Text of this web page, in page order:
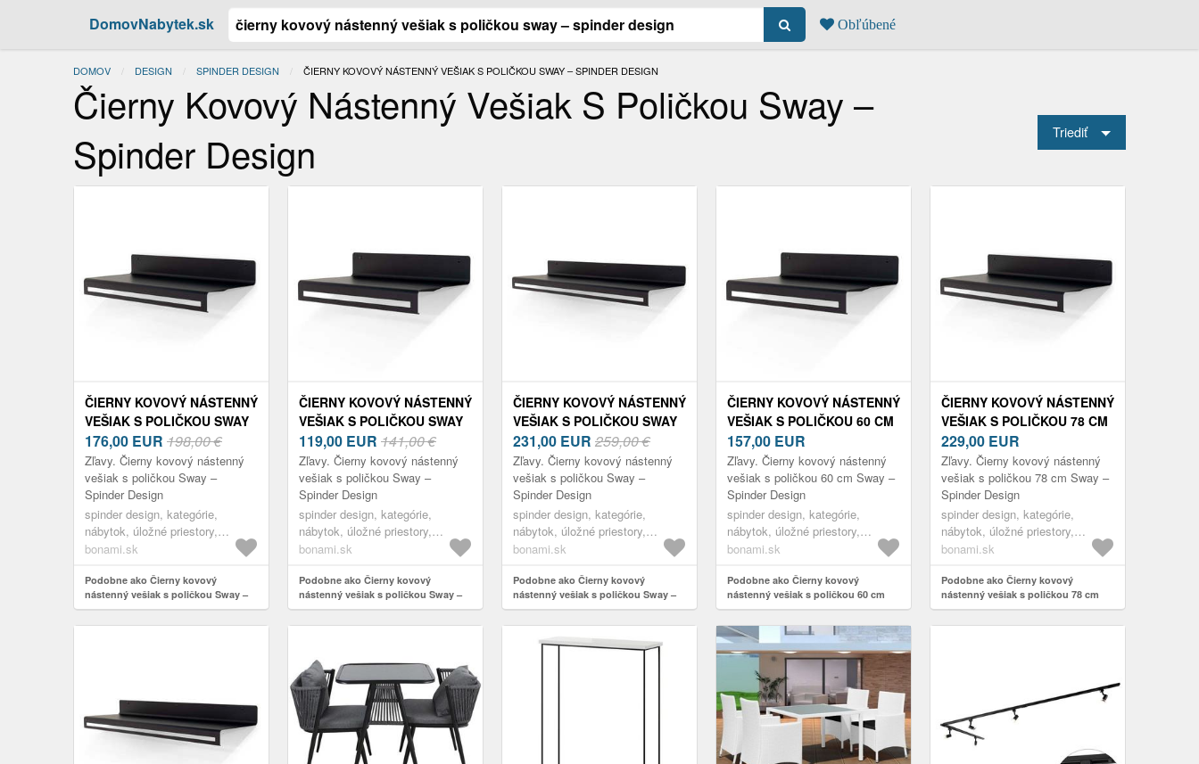
DomovNabytek.sk Obľúbené
DOMOV DESIGN SPINDER DESIGN ACTUAL:
ČIERNY KOVOVÝ NÁSTENNÝ VEŠIAK S POLIČKOU SWAY – SPINDER DESIGN
Čierny Kovový Nástenný Vešiak S Poličkou Sway –
Spinder Design
Triediť
ČIERNY KOVOVÝ NÁSTENNÝ
VEŠIAK S POLIČKOU SWAY
– SPINDER DESIGN
176,00 EUR 198,00 €
Zľavy. Čierny kovový nástenný
vešiak s poličkou Sway –
Spinder Design
spinder design, kategórie,
nábytok, úložné priestory,
vešiaky a stojany na oblečenie,
bonami.sk
Podobne ako Čierny kovový
nástenný vešiak s poličkou Sway –
Spinder Design
ČIERNY KOVOVÝ NÁSTENNÝ
VEŠIAK S POLIČKOU SWAY
– SPINDER DESIGN
119,00 EUR 141,00 €
Zľavy. Čierny kovový nástenný
vešiak s poličkou Sway –
Spinder Design
spinder design, kategórie,
nábytok, úložné priestory,
vešiaky a stojany na oblečenie,
bonami.sk
Podobne ako Čierny kovový
nástenný vešiak s poličkou Sway –
Spinder Design
ČIERNY KOVOVÝ NÁSTENNÝ
VEŠIAK S POLIČKOU SWAY
– SPINDER DESIGN
231,00 EUR 259,00 €
Zľavy. Čierny kovový nástenný
vešiak s poličkou Sway –
Spinder Design
spinder design, kategórie,
nábytok, úložné priestory,
vešiaky a stojany na oblečenie,
bonami.sk
Podobne ako Čierny kovový
nástenný vešiak s poličkou Sway –
Spinder Design
ČIERNY KOVOVÝ NÁSTENNÝ
VEŠIAK S POLIČKOU 60 CM
SWAY – SPINDER DESIGN
157,00 EUR
Zľavy. Čierny kovový nástenný
vešiak s poličkou 60 cm Sway –
Spinder Design
spinder design, kategórie,
nábytok, úložné priestory,
vešiaky a stojany na oblečenie,
bonami.sk
Podobne ako Čierny kovový
nástenný vešiak s poličkou 60 cm
Sway – Spinder Design
ČIERNY KOVOVÝ NÁSTENNÝ
VEŠIAK S POLIČKOU 78 CM
SWAY – SPINDER DESIGN
229,00 EUR
Zľavy. Čierny kovový nástenný
vešiak s poličkou 78 cm Sway –
Spinder Design
spinder design, kategórie,
nábytok, úložné priestory,
vešiaky a stojany na oblečenie,
bonami.sk
Podobne ako Čierny kovový
nástenný vešiak s poličkou 78 cm
Sway – Spinder Design